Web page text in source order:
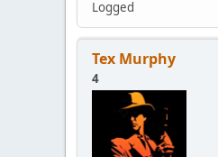
Logged
Tex Murphy
4